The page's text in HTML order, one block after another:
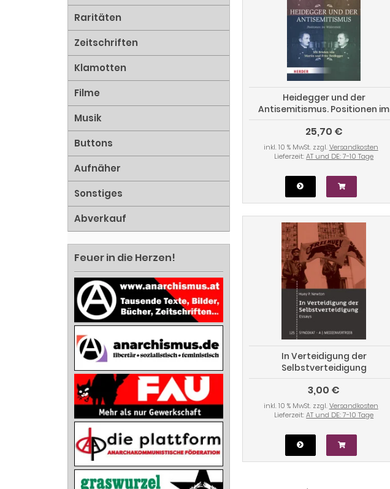
Heidegger und der
Antisemitismus. Positionen im
Widerstreit
25,70 €
inkl. 10 % MwSt. zzgl.Versandkosten
Lieferzeit:AT und DE: 7-10 Tage
In Verteidigung der
Selbstverteidigung
3,00 €
inkl. 10 % MwSt. zzgl.Versandkosten
Lieferzeit:AT und DE: 7-10 Tage
Raritäten
Zeitschriften
Klamotten
Filme
Musik
Buttons
Aufnäher
Sonstiges
Abverkauf
Feuer in die Herzen!